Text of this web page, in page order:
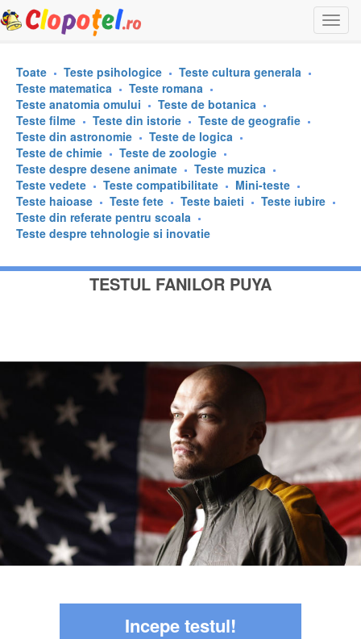
Toate Teste psihologice
Teste cultura generala
Teste matematica
Teste romana
Teste anatomia omului
Teste de botanica
Teste filme
Teste din istorie
Teste de geografie
Teste din astronomie
Teste de logica
Teste de chimie
Teste de zoologie
Teste despre desene animate
Teste muzica
Teste vedete
Teste compatibilitate
Mini-teste
Teste haioase
Teste fete Teste baieti
Teste iubire
Teste din referate pentru scoala
Teste despre tehnologie si inovatie
TESTUL FANILOR PUYA
Incepe testul!